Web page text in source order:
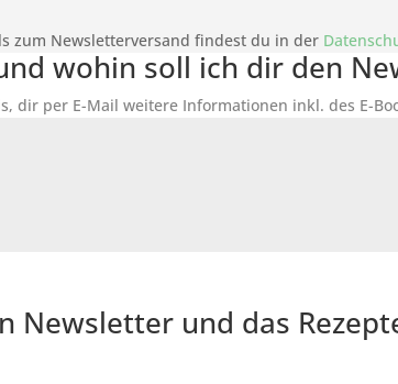
zum Newsletterversand findest du in der
wohin soll ich dir den
dir per E-Mail weitere Informationen inkl. des E-
und das